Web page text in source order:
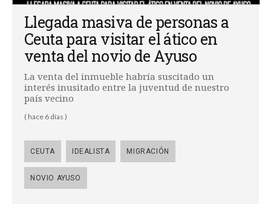
Llegada masiva de personas a
Ceuta para visitar el ático en
venta del novio de Ayuso
La venta del inmueble habría suscitado un
interés inusitado entre la juventud de nuestro
país vecino
( hace 6 días )
CEUTA IDEALISTA MIGRACIÓN
NOVIO AYUSO